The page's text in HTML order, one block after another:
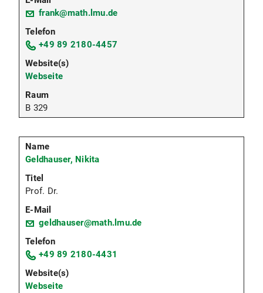
frank@math.lmu.de
+49 89 2180-4457
Webseite
B 329
Geldhauser, Nikita
Prof. Dr.
geldhauser@math.lmu.de
+49 89 2180-4431
Webseite